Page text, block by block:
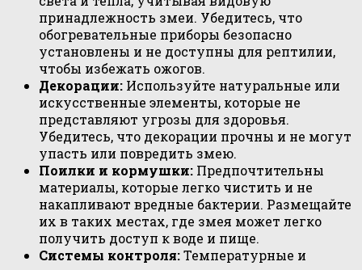
принадлежность змеи. Убедитесь, что
обогревательные приборы безопасно
установлены и не доступны для рептилии,
чтобы избежать ожогов.
Декорации: Используйте натуральные или
искусственные элементы, которые не
представляют угрозы для здоровья.
Убедитесь, что декорации прочны и не могут
упасть или повредить змею.
Поилки и кормушки: Предпочтительны
материалы, которые легко чистить и не
накапливают вредные бактерии. Размещайте
их в таких местах, где змея может легко
получить доступ к воде и пище.
Системы контроля:Температурные и